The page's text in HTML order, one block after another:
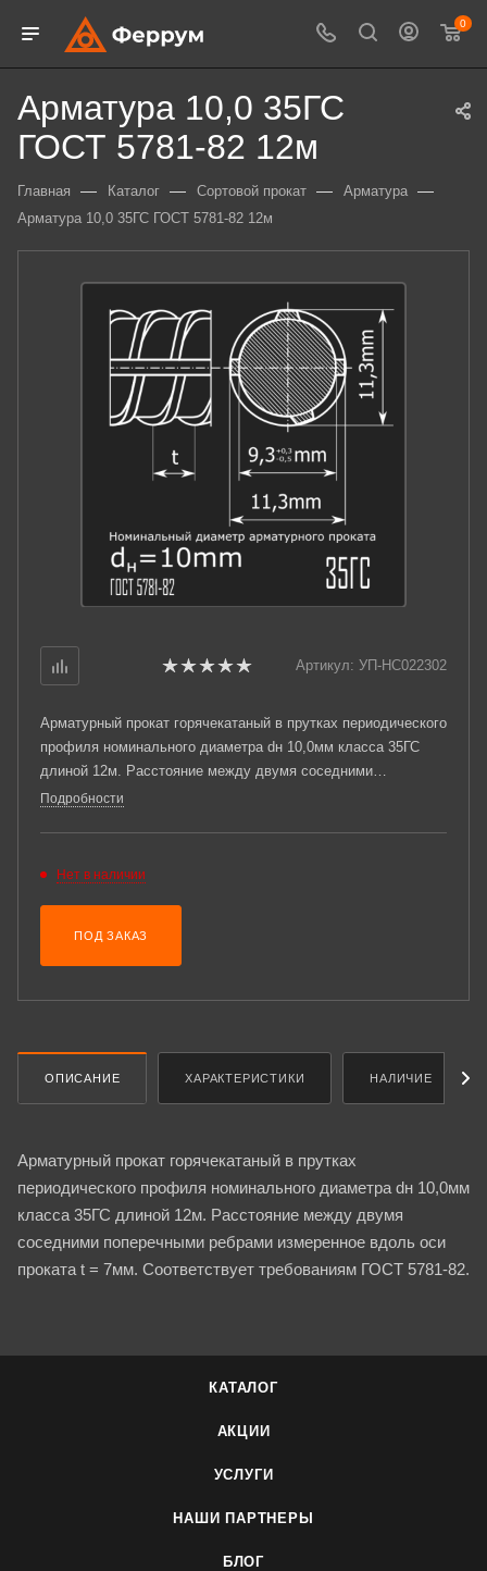
0
Арматура 10,0 35ГС
ГОСТ 5781-82 12м
Главная — Каталог — Сортовой прокат — Арматура —
Арматура 10,0 35ГС ГОСТ 5781-82 12м
Артикул: УП-НС022302
Арматурный прокат горячекатаный в прутках периодического
профиля номинального диаметра dн 10,0мм класса 35ГС
длиной 12м. Расстояние между двумя соседними
поперечными ребрами измеренное вдоль оси проката t =
Подробности
Нет в наличии
ПОД ЗАКАЗ
ОПИСАНИЕ ХАРАКТЕРИСТИКИ НАЛИЧИЕ
Арматурный прокат горячекатаный в прутках
периодического профиля номинального диаметра dн 10,0мм
класса 35ГС длиной 12м. Расстояние между двумя
соседними поперечными ребрами измеренное вдоль оси
проката t = 7мм. Соответствует требованиям ГОСТ 5781-82.
КАТАЛОГ
АКЦИИ
УСЛУГИ
НАШИ ПАРТНЕРЫ
БЛОГ